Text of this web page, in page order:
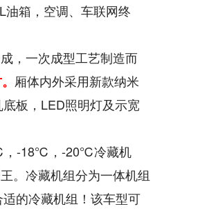
箱，空调、车联网终
，一次成型工艺制造而
厢体内外采用新款纳米
板，LED照明灯及示宽
，-18℃，-20℃冷藏机
。冷藏机组分为一体机组
的冷藏机组！该车型可